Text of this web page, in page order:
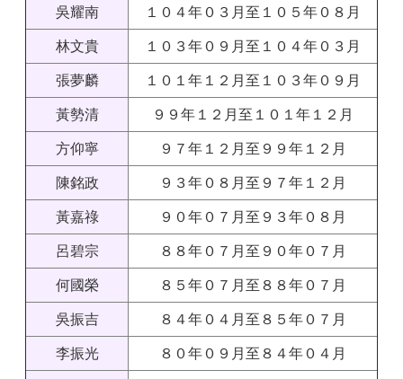
吳耀南 １０４年０３月至１０５年０８月
林文貴 １０３年０９月至１０４年０３月
張夢麟 １０１年１２月至１０３年０９月
黃勢清 ９９年１２月至１０１年１２月
方仰寧 ９７年１２月至９９年１２月
陳銘政 ９３年０８月至９７年１２月
黃嘉祿 ９０年０７月至９３年０８月
呂碧宗 ８８年０７月至９０年０７月
何國榮 ８５年０７月至８８年０７月
吳振吉 ８４年０４月至８５年０７月
李振光 ８０年０９月至８４年０４月